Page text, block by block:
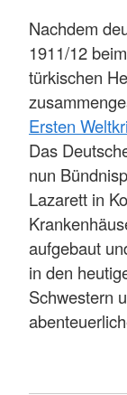
Nachdem
1911/12 beim
türkischen
Ersten
Das
nun
Lazarett in
aufgebaut
in den
Schwestern